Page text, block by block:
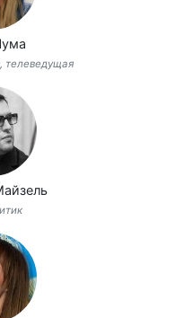
телеведущая